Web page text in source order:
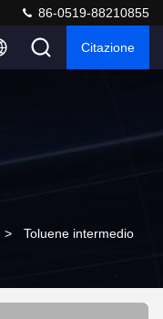
86-0519-88210855
Citazione
> Toluene intermedio